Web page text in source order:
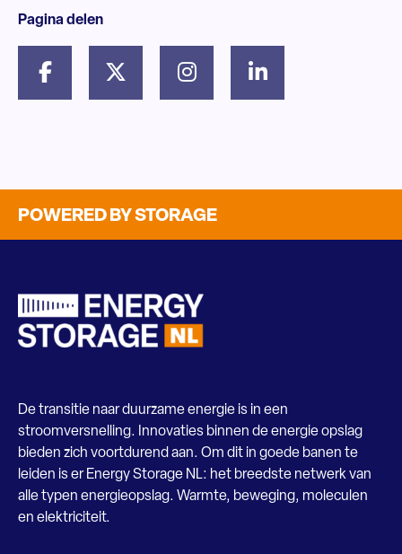
Pagina delen
POWERED BY STORAGE
De transitie naar duurzame energie is in een
stroomversnelling. Innovaties binnen de energie opslag
bieden zich voortdurend aan. Om dit in goede banen te
leiden is er Energy Storage NL: het breedste netwerk van
alle typen energieopslag. Warmte, beweging, moleculen
en elektriciteit.